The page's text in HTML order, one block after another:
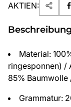
AKTIEN:
Beschreibung
Material:
ringesponnen) /
85% Baumwolle
Grammatur: